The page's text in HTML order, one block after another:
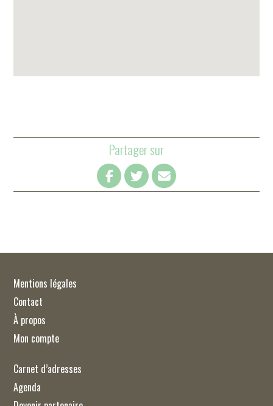
Partager sur
Mentions légales
Contact
À propos
Mon compte
Carnet d’adresses
Agenda